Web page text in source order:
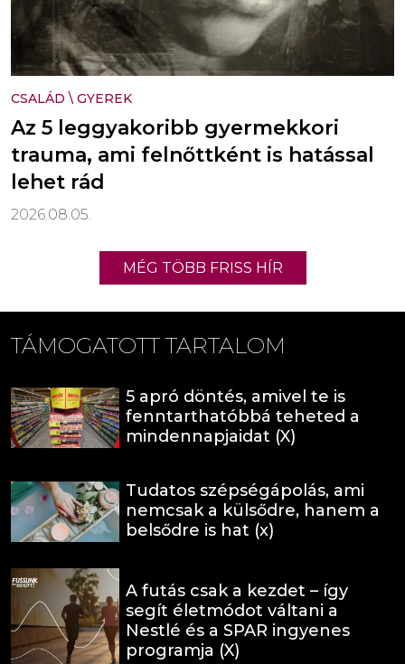
CSALÁD \ GYEREK
Az 5 leggyakoribb gyermekkori
trauma, ami felnőttként is hatással
lehet rád
2026.08.05.
MÉG TÖBB FRISS HÍR
TÁMOGATOTT TARTALOM
5 apró döntés, amivel te is
fenntarthatóbbá teheted a
mindennapjaidat (X)
Tudatos szépségápolás, ami
nemcsak a külsődre, hanem a
belsődre is hat (x)
A futás csak a kezdet – így
segít életmódot váltani a
Nestlé és a SPAR ingyenes
programja (X)